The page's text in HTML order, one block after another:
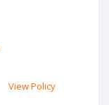
View Policy